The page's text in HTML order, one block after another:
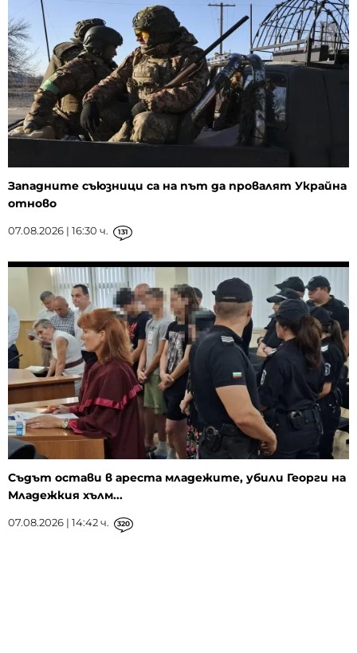
Западните съюзници са на път да провалят Украйна
отново
07.08.2026 | 16:30 ч. 131
Съдът остави в ареста младежите, убили Георги на
Младежкия хълм...
07.08.2026 | 14:42 ч. 320